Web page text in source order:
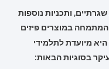
ותכניות נוספות
המתמחה במוצרים פיזים
היא מיועדת לתלמידי
בסוגיות הבאות: